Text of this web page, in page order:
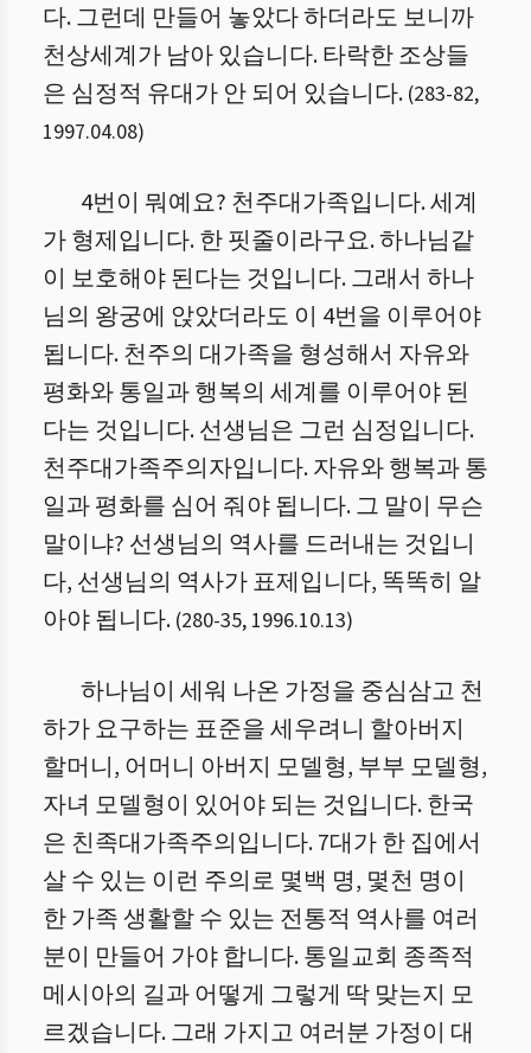
다. 그런데 만들어 놓았다 하더라도 보니까
천상세계가 남아 있습니다. 타락한 조상들
은 심정적 유대가 안 되어 있습니다. (283-82,
1997.04.08)
4번이 뭐예요? 천주대가족입니다. 세계
가 형제입니다. 한 핏줄이라구요. 하나님같
이 보호해야 된다는 것입니다. 그래서 하나
님의 왕궁에 앉았더라도 이 4번을 이루어야
됩니다. 천주의 대가족을 형성해서 자유와
평화와 통일과 행복의 세계를 이루어야 된
다는 것입니다. 선생님은 그런 심정입니다.
천주대가족주의자입니다. 자유와 행복과 통
일과 평화를 심어 줘야 됩니다. 그 말이 무슨
말이냐? 선생님의 역사를 드러내는 것입니
다, 선생님의 역사가 표제입니다, 똑똑히 알
아야 됩니다. (280-35, 1996.10.13)
하나님이 세워 나온 가정을 중심삼고 천
하가 요구하는 표준을 세우려니 할아버지
할머니, 어머니 아버지 모델형, 부부 모델형,
자녀 모델형이 있어야 되는 것입니다. 한국
은 친족대가족주의입니다. 7대가 한 집에서
살 수 있는 이런 주의로 몇백 명, 몇천 명이
한 가족 생활할 수 있는 전통적 역사를 여러
분이 만들어 가야 합니다. 통일교회 종족적
메시아의 길과 어떻게 그렇게 딱 맞는지 모
르겠습니다. 그래 가지고 여러분 가정이 대